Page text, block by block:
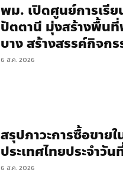
พม. เปิดศูนย์การเรีย
ปัตตานี มุ่งสร้างพื้นที่
บาง สร้างสรรค์กิจก
6 ส.ค. 2026
สรุปภาวะการซื้อขา
ประเทศไทยประจำวั
6 ส.ค. 2026